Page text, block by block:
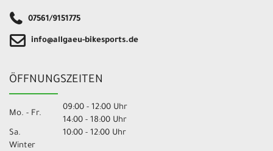
07561/9151775
info@allgaeu-bikesports.de
ÖFFNUNGSZEITEN
Mo. - Fr.
09:00 - 12:00 Uhr
14:00 - 18:00 Uhr
Sa.
10:00 - 12:00 Uhr
Winter